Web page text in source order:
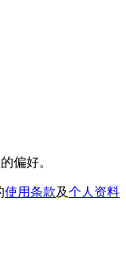
偏好。
使用条款及个人资料